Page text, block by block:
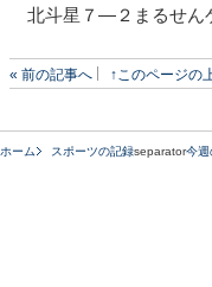
北斗星７―２まるせん
« 前の記事へ ↑このページの
ホーム スポーツの記録separator今週